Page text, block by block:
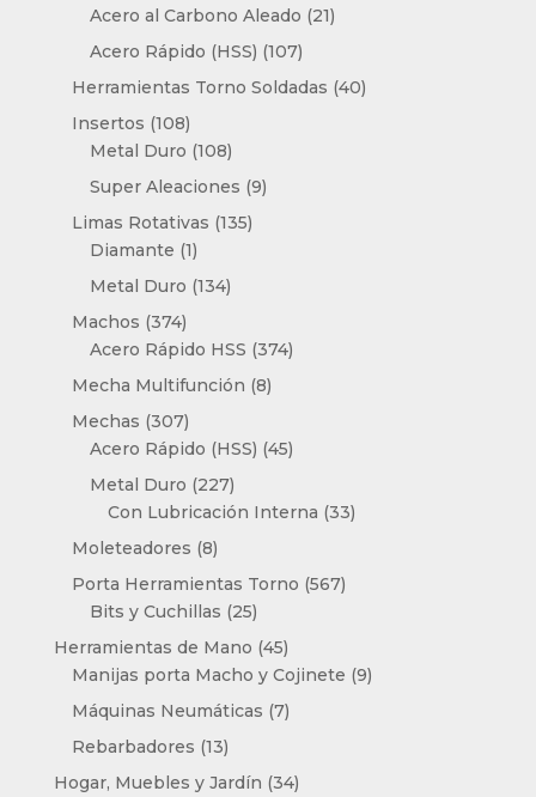
productos
Acero al Carbono Aleado 2121
Acero Rápido (HSS) 107107
productos
Herramientas Torno Soldadas 4040
Insertos 108108
productos
Metal Duro 108108
productos
Super Aleaciones 99
Limas Rotativas 135135
Diamante 11
producto
Metal Duro 134134
Machos 374374
productos
Acero Rápido HSS 374374
Mecha Multifunción 88
Mechas 307307
productos
Acero Rápido (HSS) 4545
Metal Duro 227227
productos
Con Lubricación Interna 3333
Moleteadores 88
productos
Porta Herramientas Torno 567567
Bits y Cuchillas 2525
productos
Herramientas de Mano 4545
productos
Manijas porta Macho y Cojinete 99
Máquinas Neumáticas 77
Rebarbadores 1313
productos
Hogar, Muebles y Jardín 3434